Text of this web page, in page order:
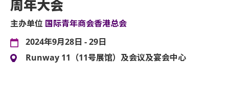
周年大会
主办单位 国际青年商会香港总会
2024年9月28日 - 29日
Runway 11（11号展馆）及会议及宴会中心